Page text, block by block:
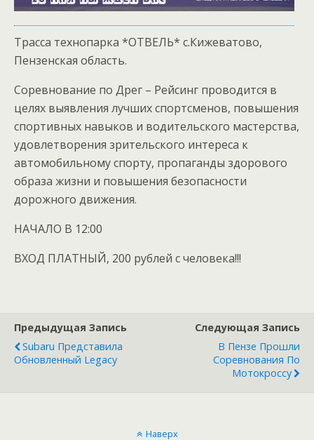
Трасса технопарка *ОТВЕЛЬ* с.Кижеватово,
Пензенская область.
Соревнование по Дрег – Рейсинг проводится в
целях выявления лучших спортсменов, повышения
спортивных навыков и водительского мастерства,
удовлетворения зрительского интереса к
автомобильному спорту, пропаганды здорового
образа жизни и повышения безопасности
дорожного движения.
НАЧАЛО В 12:00
ВХОД ПЛАТНЫЙ, 200 рублей с человека!!!
Предыдущая Запись
Subaru Представила
Обновленный Legacy
Следующая Запись
В Пензе Прошли
Соревнования По
Мотокроссу
Наверх